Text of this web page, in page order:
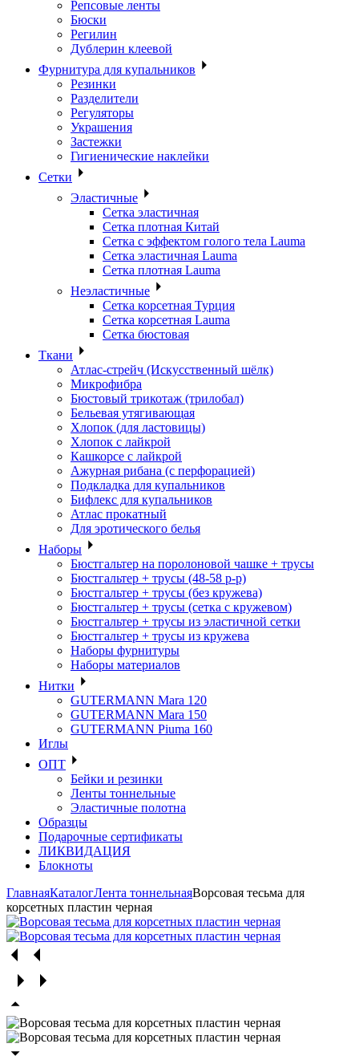
Репсовые ленты
Бюски
Регилин
Дублерин клеевой
Фурнитура для купальников
Резинки
Разделители
Регуляторы
Украшения
Застежки
Гигиенические наклейки
Сетки
Эластичные
Сетка эластичная
Сетка плотная Китай
Сетка с эффектом голого тела Lauma
Сетка эластичная Lauma
Сетка плотная Lauma
Неэластичные
Сетка корсетная Турция
Сетка корсетная Lauma
Сетка бюстовая
Ткани
Атлас-стрейч (Искусственный шёлк)
Микрофибра
Бюстовый трикотаж (трилобал)
Бельевая утягивающая
Хлопок (для ластовицы)
Хлопок с лайкрой
Кашкорсе с лайкрой
Ажурная рибана (с перфорацией)
Подкладка для купальников
Бифлекс для купальников
Атлас прокатный
Для эротического белья
Наборы
Бюстгальтер на поролоновой чашке + трусы
Бюстгальтер + трусы (48-58 р-р)
Бюстгальтер + трусы (без кружева)
Бюстгальтер + трусы (сетка с кружевом)
Бюстгальтер + трусы из эластичной сетки
Бюстгальтер + трусы из кружева
Наборы фурнитуры
Наборы материалов
Нитки
GUTERMANN Mara 120
GUTERMANN Mara 150
GUTERMANN Piuma 160
Иглы
ОПТ
Бейки и резинки
Ленты тоннельные
Эластичные полотна
Образцы
Подарочные сертификаты
ЛИКВИДАЦИЯ
Блокноты
ГлавнаяКаталогЛента тоннельнаяВорсовая тесьма для
корсетных пластин черная